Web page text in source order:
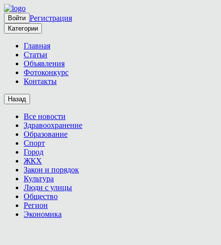
Войти Регистрация
Категории
Главная
Статьи
Объявления
Фотоконкурс
Контакты
Назад
Все новости
Здравоохранение
Образование
Спорт
Город
ЖКХ
Закон и порядок
Культура
Люди с улицы
Общество
Регион
Экономика